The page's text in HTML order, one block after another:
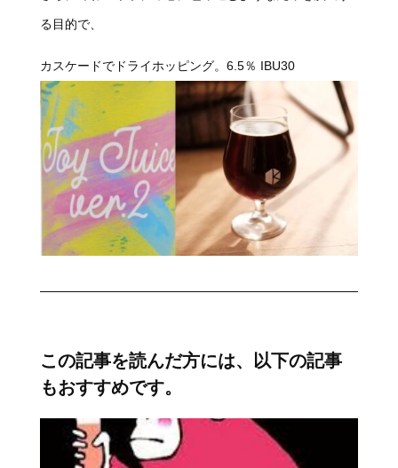
る目的で、
カスケードでドライホッピング。6.5％ IBU30
この記事を読んだ方には、以下の記事
もおすすめです。